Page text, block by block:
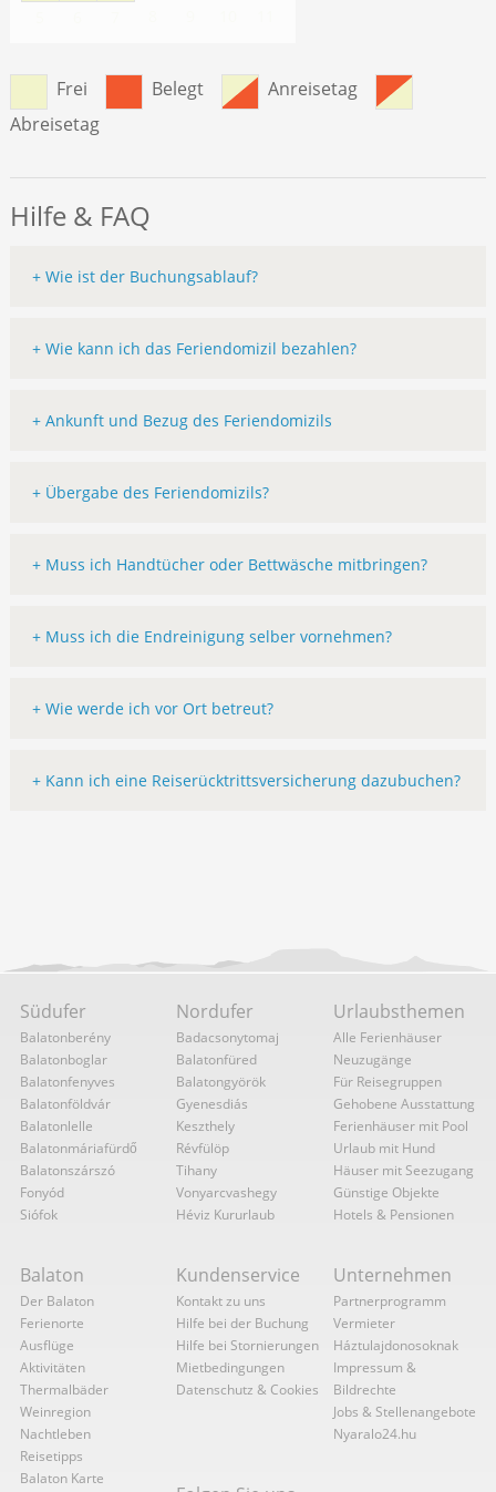
Frei Belegt
Anreisetag
Abreisetag
Hilfe & FAQ
+ Wie ist der Buchungsablauf?
+ Wie kann ich das Feriendomizil bezahlen?
+ Ankunft und Bezug des Feriendomizils
+ Übergabe des Feriendomizils?
+ Muss ich Handtücher oder Bettwäsche mitbringen?
+ Muss ich die Endreinigung selber vornehmen?
+ Wie werde ich vor Ort betreut?
+ Kann ich eine Reiserücktrittsversicherung dazubuchen?
Südufer
Balatonberény
Balatonboglar
Balatonfenyves
Balatonföldvár
Balatonlelle
Balatonmáriafürdő
Balatonszárszó
Fonyód
Siófok
Nordufer
Badacsonytomaj
Balatonfüred
Balatongyörök
Gyenesdiás
Keszthely
Révfülöp
Tihany
Vonyarcvashegy
Héviz Kururlaub
Urlaubsthemen
Alle Ferienhäuser
Neuzugänge
Für Reisegruppen
Gehobene Ausstattung
Ferienhäuser mit Pool
Urlaub mit Hund
Häuser mit Seezugang
Günstige Objekte
Hotels & Pensionen
Balaton
Der Balaton
Ferienorte
Ausflüge
Aktivitäten
Thermalbäder
Weinregion
Nachtleben
Reisetipps
Balaton Karte
Kundenservice
Kontakt zu uns
Hilfe bei der Buchung
Hilfe bei Stornierungen
Mietbedingungen
Datenschutz & Cookies
Unternehmen
Partnerprogramm
Vermieter
Háztulajdonosoknak
Impressum &
Bildrechte
Jobs & Stellenangebote
Nyaralo24.hu